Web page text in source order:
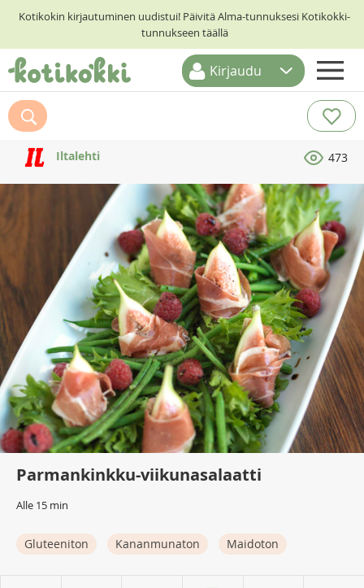
Kotikokin kirjautuminen uudistui! Päivitä Alma-tunnuksesi Kotikokki-
tunnukseen täällä
ETUSIVU
RESEPTIHAKU
RUOKATEEMAT
Kirjaudu
Iltalehti 473
Parmankinkku-viikunasalaatti
Alle 15 min
Gluteeniton Kananmunaton Maidoton